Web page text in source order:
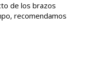
de los brazos
recomendamos